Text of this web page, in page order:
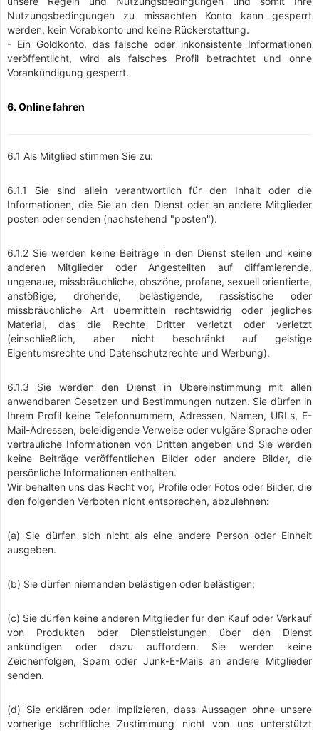
Nutzungsbedingungen zu missachten Konto kann gesperrt
werden, kein Vorabkonto und keine Rückerstattung.
- Ein Goldkonto, das falsche oder inkonsistente Informationen
veröffentlicht, wird als falsches Profil betrachtet und ohne
Vorankündigung gesperrt.
6. Online fahren
6.1 Als Mitglied stimmen Sie zu:
6.1.1 Sie sind allein verantwortlich für den Inhalt oder die
Informationen, die Sie an den Dienst oder an andere Mitglieder
posten oder senden (nachstehend "posten").
6.1.2 Sie werden keine Beiträge in den Dienst stellen und keine
anderen Mitglieder oder Angestellten auf diffamierende,
ungenaue, missbräuchliche, obszöne, profane, sexuell orientierte,
anstößige, drohende, belästigende, rassistische oder
missbräuchliche Art übermitteln rechtswidrig oder jegliches
Material, das die Rechte Dritter verletzt oder verletzt
(einschließlich, aber nicht beschränkt auf geistige
Eigentumsrechte und Datenschutzrechte und Werbung).
6.1.3 Sie werden den Dienst in Übereinstimmung mit allen
anwendbaren Gesetzen und Bestimmungen nutzen. Sie dürfen in
Ihrem Profil keine Telefonnummern, Adressen, Namen, URLs, E-
Mail-Adressen, beleidigende Verweise oder vulgäre Sprache oder
vertrauliche Informationen von Dritten angeben und Sie werden
keine Beiträge veröffentlichen Bilder oder andere Bilder, die
persönliche Informationen enthalten.
Wir behalten uns das Recht vor, Profile oder Fotos oder Bilder, die
den folgenden Verboten nicht entsprechen, abzulehnen:
(a) Sie dürfen sich nicht als eine andere Person oder Einheit
ausgeben.
(b) Sie dürfen niemanden belästigen oder belästigen;
(c) Sie dürfen keine anderen Mitglieder für den Kauf oder Verkauf
von Produkten oder Dienstleistungen über den Dienst
ankündigen oder dazu auffordern. Sie werden keine
Zeichenfolgen, Spam oder Junk-E-Mails an andere Mitglieder
senden.
(d) Sie erklären oder implizieren, dass Aussagen ohne unsere
vorherige schriftliche Zustimmung nicht von uns unterstützt